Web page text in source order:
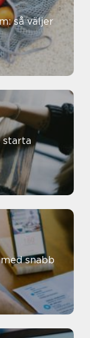
så väljer
starta
snabb